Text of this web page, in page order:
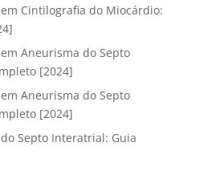
em Cintilografia do Miocárdio:
em Aneurisma do Septo
[2024]
em Aneurisma do Septo
[2024]
Septo Interatrial: Guia